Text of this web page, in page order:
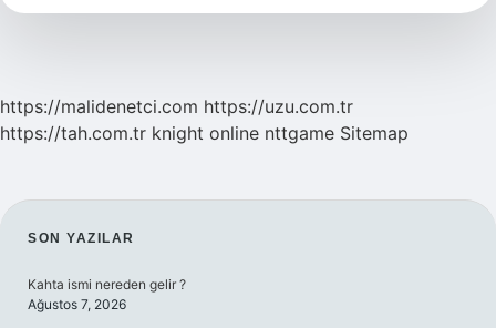
Noktası
https://malidenetci.com https://uzu.com.tr
https://tah.com.tr knight online nttgame Sitemap
SIDEBAR
SON YAZILAR
Kahta ismi nereden gelir ?
Ağustos 7, 2026